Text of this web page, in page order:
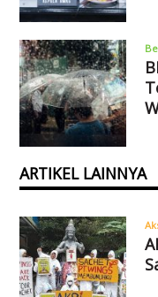
ARTIKEL LAINNYA